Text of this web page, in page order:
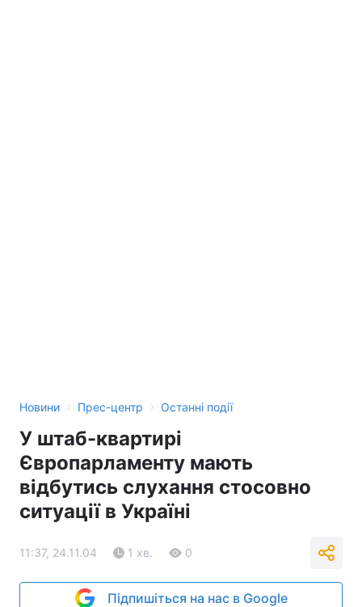
Новини › Прес-центр › Останні події
У штаб-квартирі
Європарламенту мають
відбутись слухання стосовно
ситуації в Україні
11:37, 24.11.04 1 хв. 0
Підпишіться на нас в Google